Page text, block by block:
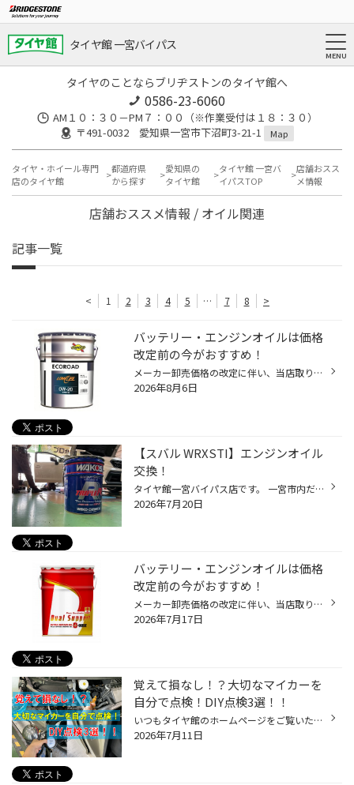
タイヤ館 一宮バイパス
タイヤのことならブリヂストンのタイヤ館へ
0586-23-6060
AM１０：３０－PM７：００（※作業受付は１８：３０）
〒491-0032 愛知県一宮市下沼町3-21-1
Map
タイヤ・ホイール専門
店のタイヤ館
都道府県
から探す
愛知県の
タイヤ館
タイヤ館 一宮バ
イパスTOP
店舗おスス
メ情報
店舗おススメ情報 / オイル関連
記事一覧
< 1 2 3 4 5 … 7 8 >
バッテリー・エンジンオイルは価格
改定前の今がおすすめ！
メーカー卸売価格の改定に伴い、当店取り扱いの一部のバッテリー・エンジンオイルの価格改定を 9/1より随時実施させていただきます。 現状の価格改定前の価格での対応については、各製品の値上がり前日までの作業実施が対象となっております。 夏休みでお出かけ予定の方や車検に向けて、そろそろ交...
2026年8月6日
【スバル WRXSTI】エンジンオイル
交換！
タイヤ館一宮バイパス店です。 一宮市内だけでなく 江南市・北名古屋市・岩倉市・羽島市などからもご来店頂きまして ありがとうございます！ 【タイヤ館一宮アクセスMAP】↓ 店舗情報 タイヤ館アプリダウンロードでお得にタイヤGET 詳しくはこちら スバル WRXSTI(VAB)のエンジンオイル交換作業です＼...
2026年7月20日
バッテリー・エンジンオイルは価格
改定前の今がおすすめ！
メーカー卸売価格の改定に伴い、当店取り扱いの一部のバッテリー・エンジンオイルの価格改定を 8/1より随時実施させていただきます。 現状の価格改定前の価格での対応については、各製品の値上がり前日までの作業実施が対象となっております。 夏休みでお出かけ予定の方やそろそろ交換時期を迎えて...
2026年7月17日
覚えて損なし！？大切なマイカーを
自分で点検！DIY点検3選！！
いつもタイヤ館のホームページをご覧いただき ありがとうございます。 覚えて損なし！？大切なマイカーを自分で点検！DIY点検3選！！ お車の点検とメンテナンスはプロに、お任せ！ タイヤ館でも点検とメンテナンスをプロ目線で実施させていただいています！ でも、お客様がマイカーを点検することも...
2026年7月11日